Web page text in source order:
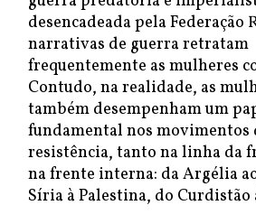
desencadeada pela Federação
narrativas de guerra retratam
frequentemente as mulheres
Contudo, na realidade, as
também desempenham um
fundamental nos movimentos
resistência, tanto na linha da
na frente interna: da Argélia
Síria à Palestina, do Curdistão